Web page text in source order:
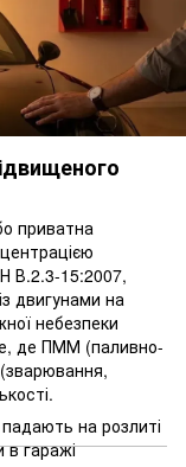
приватна
В.2.3-15:2007,
двигунами на
небезпеки
де ПММ (паливно-